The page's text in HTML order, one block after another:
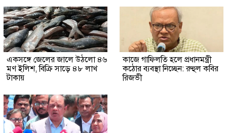
একসঙ্গে জেলের জালে উঠলো ৪৬
মণ ইলিশ, বিক্রি সাড়ে ৪৮ লাখ
টাকায়
কাজে গাফিলতি হলে প্রধানমন্ত্রী
কঠোর ব্যবস্থা নিচ্ছেন: রুহুল কবির
রিজভী